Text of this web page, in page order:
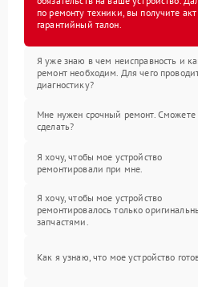
по ремонту техники, вы получите
гарантийный талон.
Я уже знаю в чем неисправность и
ремонт необходим. Для чего
диагностику?
Мне нужен срочный ремонт. Сможете
сделать?
Я хочу, чтобы мое устройство
ремонтировали при мне.
Я хочу, чтобы мое устройство
ремонтировалось только
запчастями.
Как я узнаю, что мое устройство